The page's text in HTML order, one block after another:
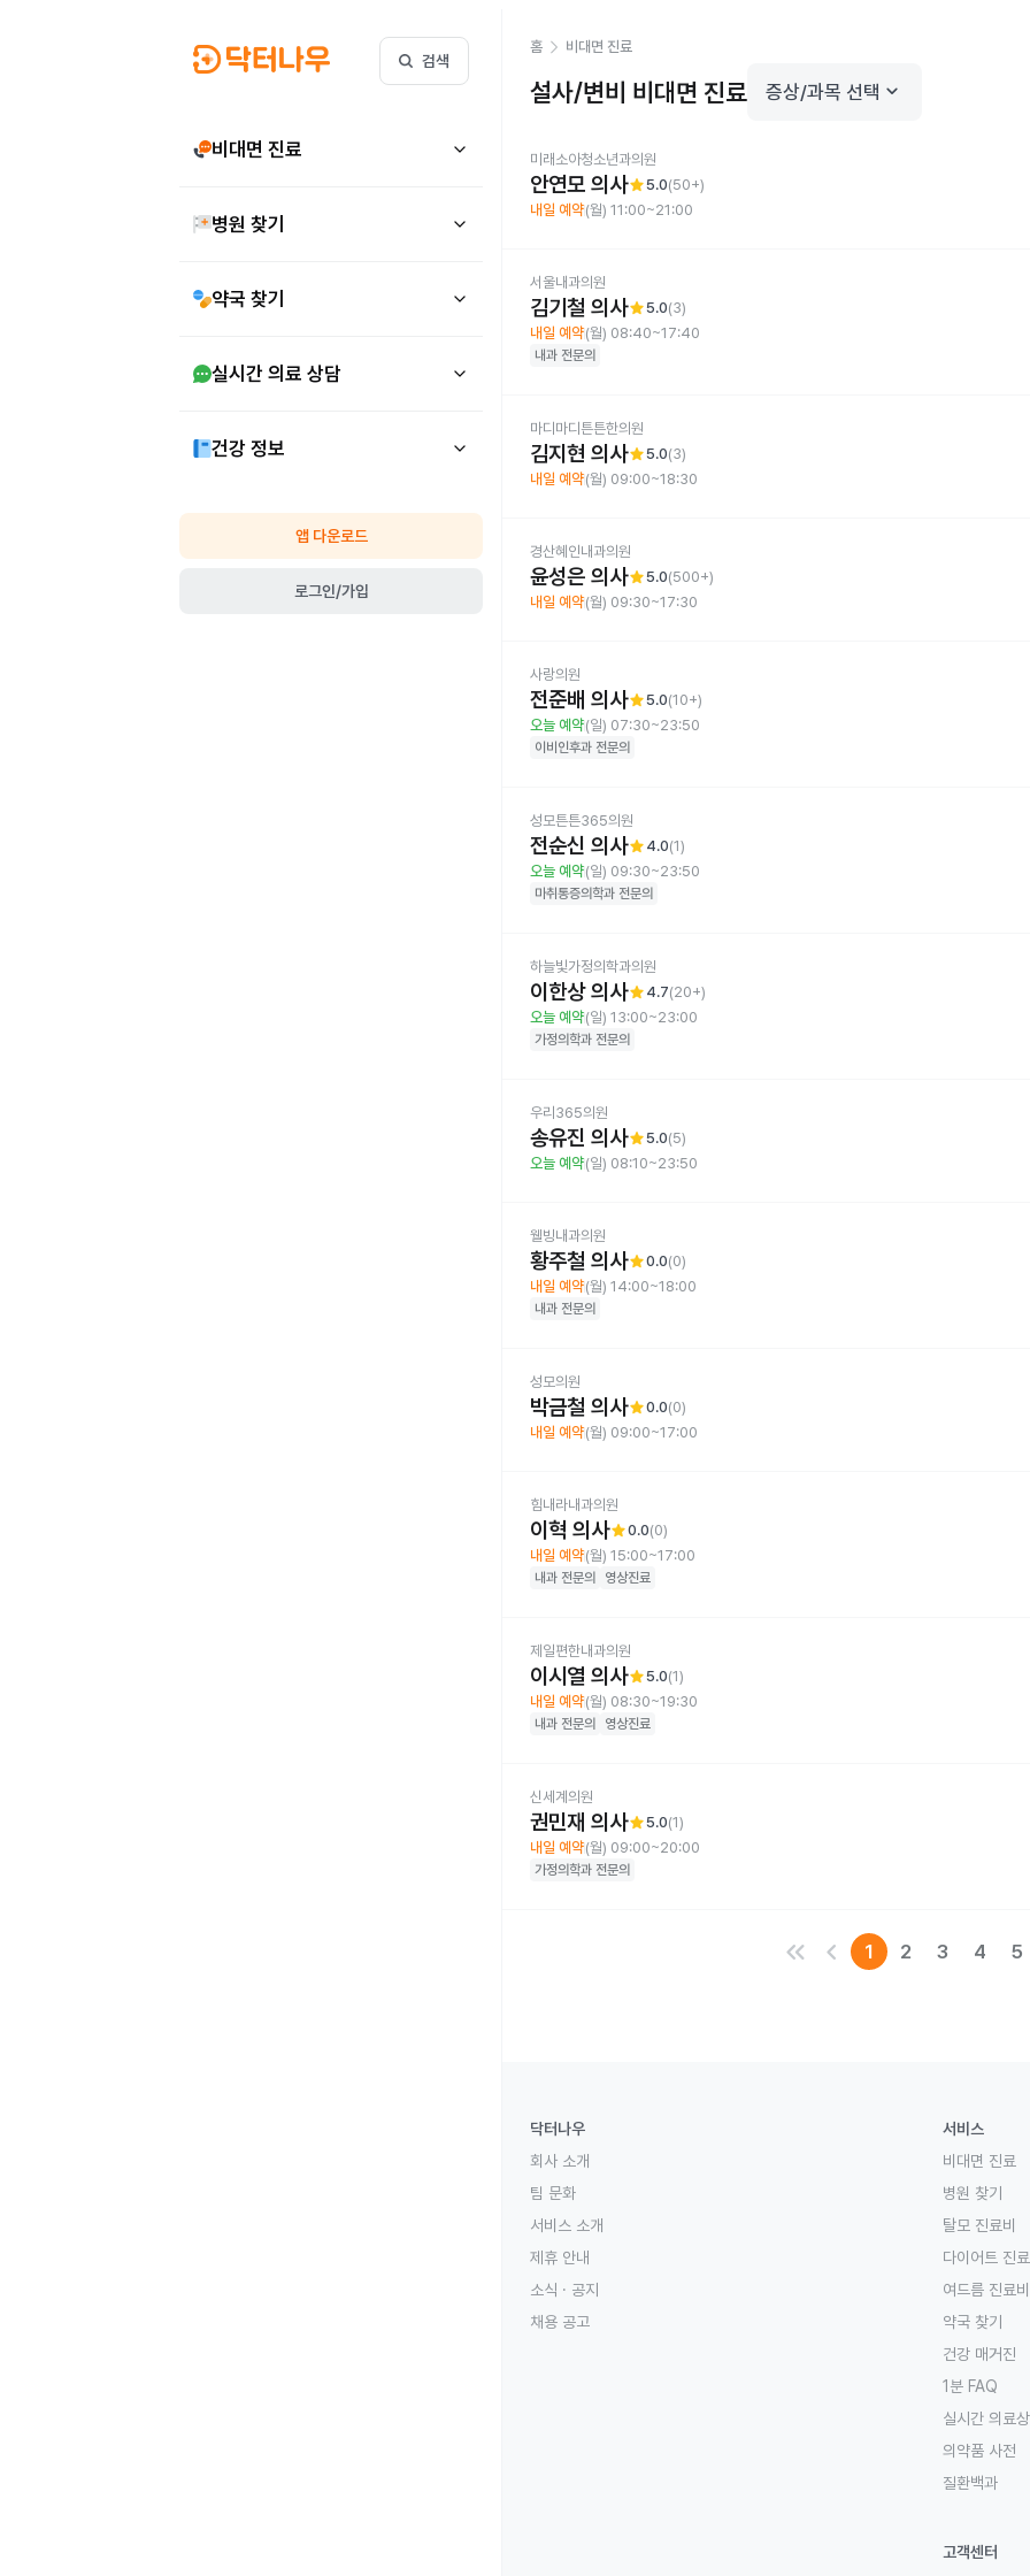
검색
비대면 진료
병원 찾기
약국 찾기
실시간 의료 상담
건강 정보
앱 다운로드
로그인/가입
홈 비대면 진료
설사/변비 비대면 진료 증상/과목 선택 keyboard_arrow_down
미래소아청소년과의원
안연모 의사star5.0(50+)
내일 예약(월) 11:00~21:00
서울내과의원
김기철 의사star5.0(3)
내일 예약(월) 08:40~17:40
내과 전문의
마디마디튼튼한의원
김지현 의사star5.0(3)
내일 예약(월) 09:00~18:30
경산혜인내과의원
윤성은 의사star5.0(500+)
내일 예약(월) 09:30~17:30
사랑의원
전준배 의사star5.0(10+)
오늘 예약(일) 07:30~23:50
이비인후과 전문의
성모튼튼365의원
전순신 의사star 4.0(1)
오늘 예약(일) 09:30~23:50
마취통증의학과 전문의
하늘빛가정의학과의원
이한상 의사star 4.7(20+)
오늘 예약(일) 13:00~23:00
가정의학과 전문의
우리365의원
송유진 의사star5.0(5)
오늘 예약(일) 08:10~23:50
웰빙내과의원
황주철 의사star0.0(0)
내일 예약(월) 14:00~18:00
내과 전문의
성모의원
박금철 의사star0.0(0)
내일 예약(월) 09:00~17:00
힘내라내과의원
이혁 의사star0.0(0)
내일 예약(월) 15:00~17:00
내과 전문의 영상진료
제일편한내과의원
이시열 의사star5.0(1)
내일 예약(월) 08:30~19:30
내과 전문의 영상진료
신세계의원
권민재 의사star5.0(1)
내일 예약(월) 09:00~20:00
가정의학과 전문의
keyboard_double_arrow_left keyboard_arrow_left 1 2 3 4 5
닥터나우
회사 소개
팀 문화
서비스 소개
제휴 안내
소식 · 공지
채용 공고
서비스
비대면 진료
병원 찾기
탈모 진료비
다이어트 진
여드름 진료비
약국 찾기
건강 매거진
1분 FAQ
실시간 의료
의약품 사전
질환백과
고객센터